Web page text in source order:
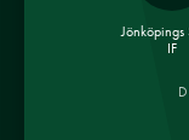
Jönköpings
IF